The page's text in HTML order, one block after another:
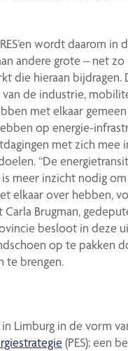
wordt daarom in
andere grote – net
die hieraan bijdragen.
van de industrie,
met elkaar
op energie-
met zich mee
“De
is meer inzicht nodig
elkaar over hebben,
Carla Brugman,
besloot in deze
op te pakken
te brengen.
Limburg in de vorm
(PES); een